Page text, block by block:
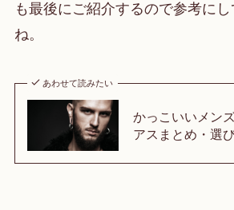
も最後にご紹介するので参考に
ね。
あわせて読みたい
かっこいいメン
アスまとめ・選